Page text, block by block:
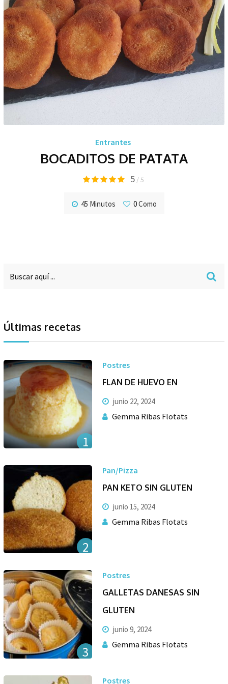
Entrantes
BOCADITOS DE PATATA
5/ 5
45 Minutos 0Como
Últimas recetas
1
Postres
FLAN DE HUEVO EN
junio 22, 2024
Gemma Ribas Flotats
2
Pan/Pizza
PAN KETO SIN GLUTEN
junio 15, 2024
Gemma Ribas Flotats
3
Postres
GALLETAS DANESAS SIN
GLUTEN
junio 9, 2024
Gemma Ribas Flotats
Postres